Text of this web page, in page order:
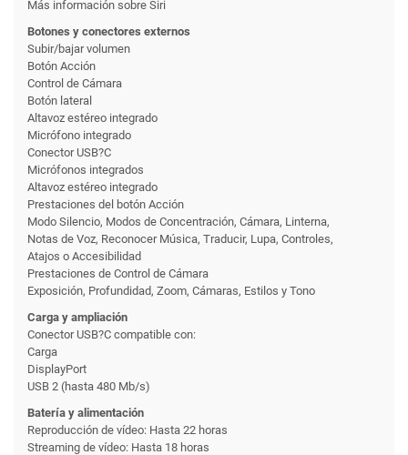
Más información sobre Siri
Botones y conectores externos
Subir/bajar volumen
Botón Acción
Control de Cámara
Botón lateral
Altavoz estéreo integrado
Micrófono integrado
Conector USB?C
Micrófonos integrados
Altavoz estéreo integrado
Prestaciones del botón Acción
Modo Silencio, Modos de Concentración, Cámara, Linterna,
Notas de Voz, Reconocer Música, Traducir, Lupa, Controles,
Atajos o Accesibilidad
Prestaciones de Control de Cámara
Exposición, Profundidad, Zoom, Cámaras, Estilos y Tono
Carga y ampliación
Conector USB?C compatible con:
Carga
DisplayPort
USB 2 (hasta 480 Mb/s)
Batería y alimentación
Reproducción de vídeo: Hasta 22 horas
Streaming de vídeo: Hasta 18 horas